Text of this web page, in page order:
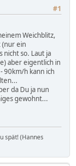
#1
Weichblitz,
(nur ein
nicht so. Laut ja
aber eigentlich in
90km/h kann ich
da Du ja nun
gewohnt...
spät! (Hannes